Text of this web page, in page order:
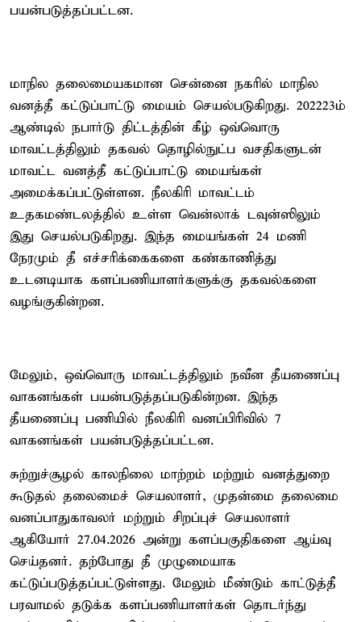
பயன்படுத்தப்பட்டன.
மாநில தலைமையகமான சென்னை நகரில் மாநில
வனத்தீ கட்டுப்பாட்டு மையம் செயல்படுகிறது. 2022–23ம்
ஆண்டில் நபார்டு திட்டத்தின் கீழ் ஒவ்வொரு
மாவட்டத்திலும் தகவல் தொழில்நுட்ப வசதிகளுடன்
மாவட்ட வனத்தீ கட்டுப்பாட்டு மையங்கள்
அமைக்கப்பட்டுள்ளன. நீலகிரி மாவட்டம்
உதகமண்டலத்தில் உள்ள வென்லாக் டவுன்ஸிலும்
இது செயல்படுகிறது. இந்த மையங்கள் 24 மணி
நேரமும் தீ எச்சரிக்கைகளை கண்காணித்து
உடனடியாக களப்பணியாளர்களுக்கு தகவல்களை
வழங்குகின்றன.
மேலும், ஒவ்வொரு மாவட்டத்திலும் நவீன தீயணைப்பு
வாகனங்கள் பயன்படுத்தப்படுகின்றன. இந்த
தீயணைப்பு பணியில் நீலகிரி வனப்பிரிவில் 7
வாகனங்கள் பயன்படுத்தப்பட்டன.
சுற்றுச்சூழல் காலநிலை மாற்றம் மற்றும் வனத்துறை
கூடுதல் தலைமைச் செயலாளர், முதன்மை தலைமை
வனப்பாதுகாவலர் மற்றும் சிறப்புச் செயலாளர்
ஆகியோர் 27.04.2026 அன்று களப்பகுதிகளை ஆய்வு
செய்தனர். தற்போது தீ முழுமையாக
கட்டுப்படுத்தப்பட்டுள்ளது. மேலும் மீண்டும் காட்டுத்தீ
பரவாமல் தடுக்க களப்பணியாளர்கள் தொடர்ந்து